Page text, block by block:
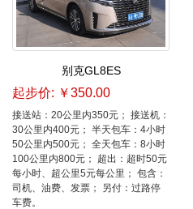
别克GL8ES
起步价: ￥350.00
接送站：20公里内350元； 接送机：
30公里内400元； 半天包车：4小时
50公里内500元； 全天包车：8小时
100公里内800元； 超出：超时50元
每小时、超公里5元每公里； 包含：
司机、油费、发票； 另付：过路停
车费。